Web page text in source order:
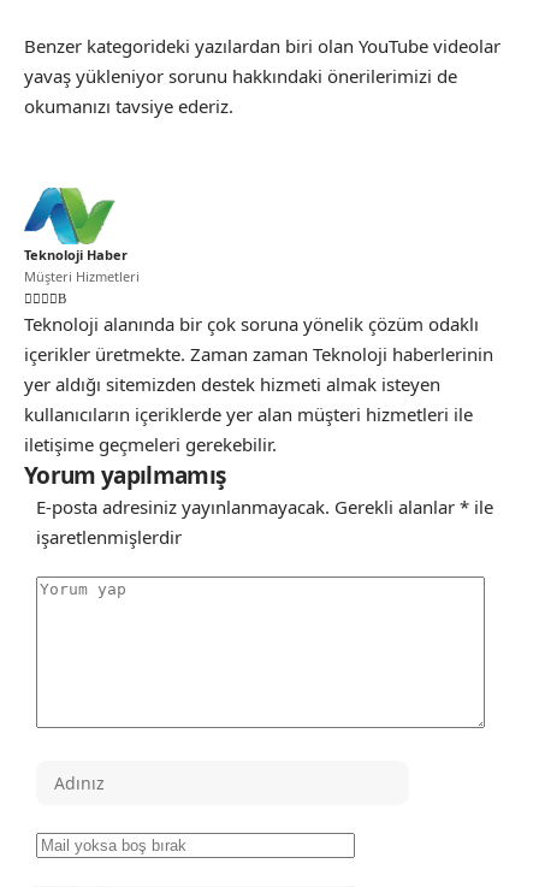
Benzer kategorideki yazılardan biri olan YouTube videolar
yavaş yükleniyor sorunu hakkındaki önerilerimizi de
okumanızı tavsiye ederiz.
Teknoloji Haber
Müşteri Hizmetleri
Teknoloji alanında bir çok soruna yönelik çözüm odaklı
içerikler üretmekte. Zaman zaman Teknoloji haberlerinin
yer aldığı sitemizden destek hizmeti almak isteyen
kullanıcıların içeriklerde yer alan müşteri hizmetleri ile
iletişime geçmeleri gerekebilir.
Yorum yapılmamış
E-posta adresiniz yayınlanmayacak. Gerekli alanlar * ile
işaretlenmişlerdir